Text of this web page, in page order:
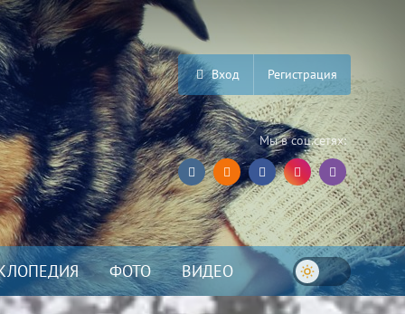
Вход Регистрация
Мы в соц.сетях:
ФОТО ВИДЕО